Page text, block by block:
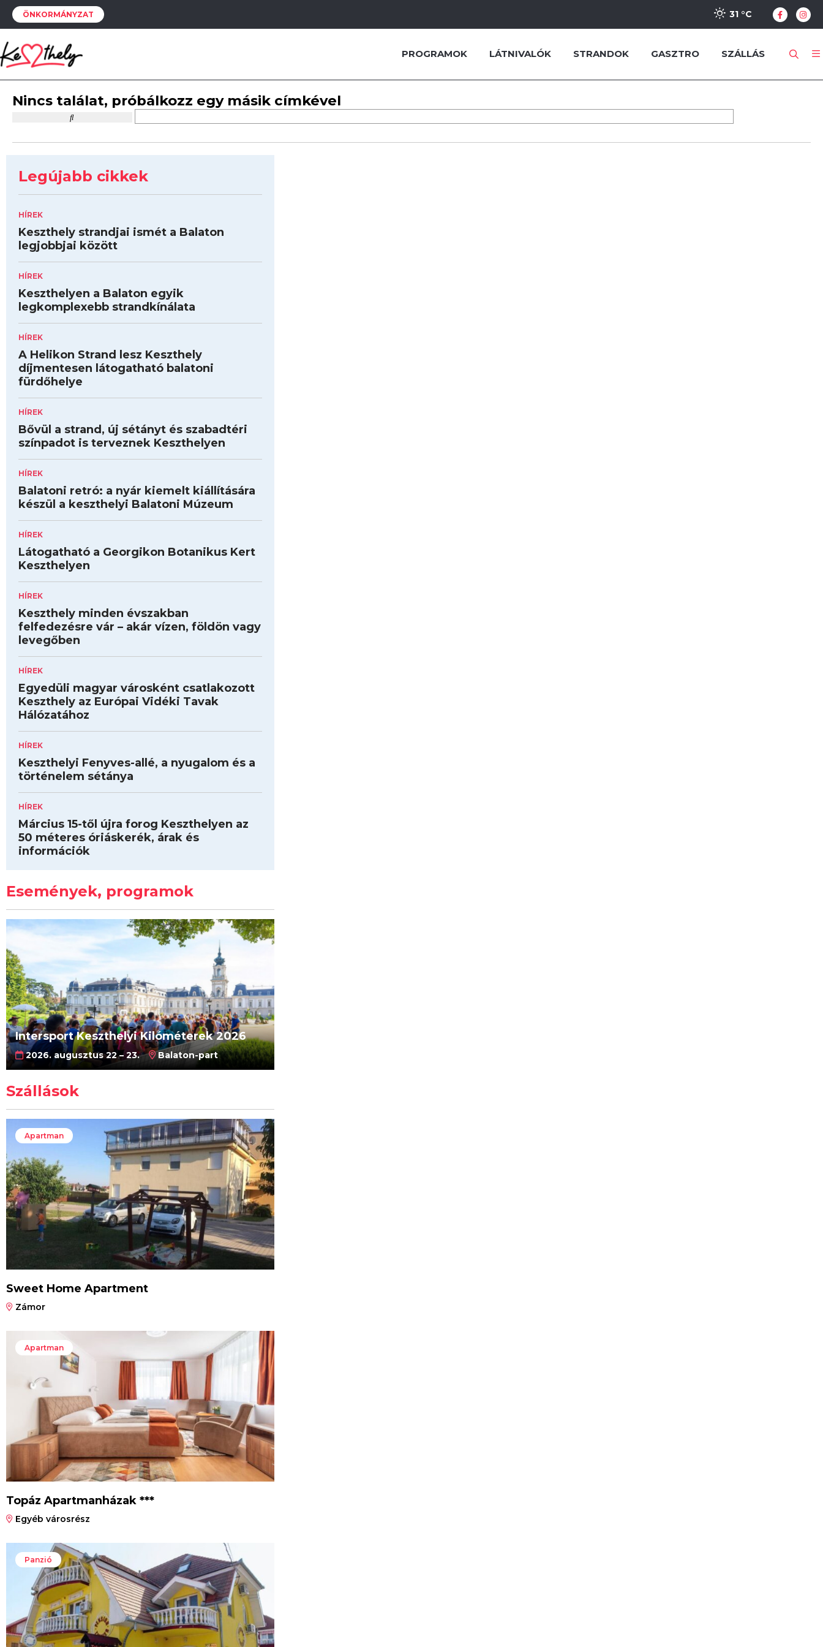
ÖNKORMÁNYZAT 31 °C
PROGRAMOK LÁTNIVALÓK STRANDOK GASZTRO SZÁLLÁS
Nincs találat, próbálkozz egy másik címkével
Legújabb cikkek
HÍREK
Keszthely strandjai ismét a Balaton
legjobbjai között
HÍREK
Keszthelyen a Balaton egyik
legkomplexebb strandkínálata
HÍREK
A Helikon Strand lesz Keszthely
díjmentesen látogatható balatoni
fürdőhelye
HÍREK
Bővül a strand, új sétányt és szabadtéri
színpadot is terveznek Keszthelyen
HÍREK
Balatoni retró: a nyár kiemelt kiállítására
készül a keszthelyi Balatoni Múzeum
HÍREK
Látogatható a Georgikon Botanikus Kert
Keszthelyen
HÍREK
Keszthely minden évszakban
felfedezésre vár – akár vízen, földön vagy
levegőben
HÍREK
Egyedüli magyar városként csatlakozott
Keszthely az Európai Vidéki Tavak
Hálózatához
HÍREK
Keszthelyi Fenyves-allé, a nyugalom és a
történelem sétánya
HÍREK
Március 15-től újra forog Keszthelyen az
50 méteres óriáskerék, árak és
információk
Események, programok
Intersport Keszthelyi Kilóméterek 2026
2026. augusztus 22 – 23. Balaton-part
Szállások
Apartman
Sweet Home Apartment
Zámor
Apartman
Topáz Apartmanházak ***
Egyéb városrész
Panzió